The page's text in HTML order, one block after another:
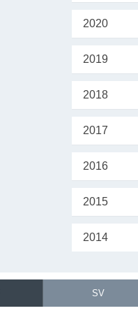
2020
2019
2018
2017
2016
2015
2014
SV